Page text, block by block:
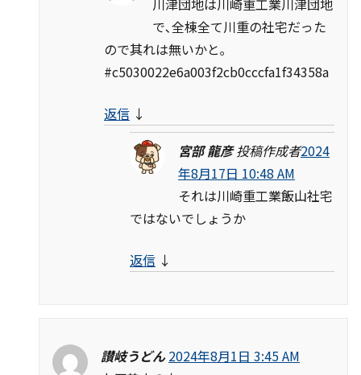
で､全棟全て川重の社宅だった
ので其れは無いかと｡
#c5030022e6a003f2cb0cccfa1f34358a
返信 ↓
宮部 龍彦 投稿作成者2024
年8月17日 10:48 AM
それは川崎重工業飯山社宅
ではないでしょうか
返信 ↓
讃岐うどん 2024年8月1日 3:45 AM